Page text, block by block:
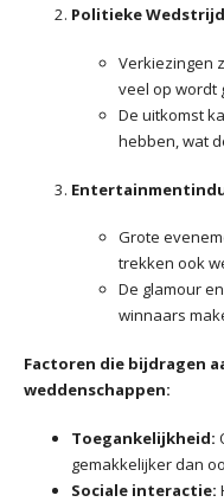
Politieke
Verkiezingen
veel op wordt
De uitkomst
hebben, wat
Grote
trekken ook
De glamour
winnaars
Factoren die bijdragen
weddenschappen:
Toegankelijkheid:
gemakkelijker dan
Sociale interactie: